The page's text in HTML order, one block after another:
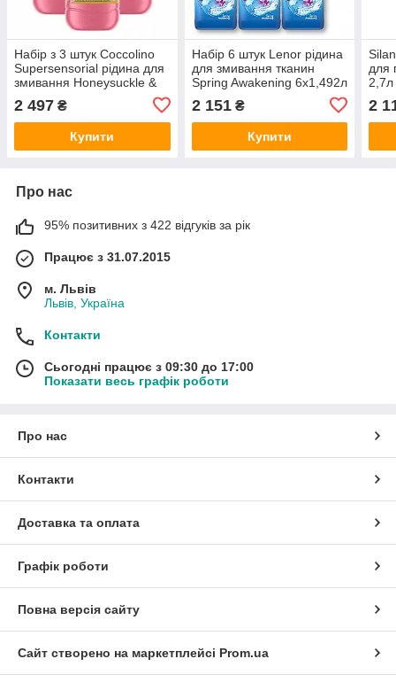
Набір з 3 штук Coccolino
Supersensorial рідина для
змивання Honeysuckle &
2 497 ₴
Купити
Набір 6 штук Lenor рідина
для змивання тканин
Spring Awakening 6x1,492л
2 151₴
Купити
для
2
Про нас
95% позитивних з 422 відгуків за рік
Працює з 31.07.2015
м. Львів
Львів, Україна
Контакти
Сьогодні працює з 09:30 до 17:00
Показати весь графік роботи
Про нас
Контакти
Доставка та оплата
Графік роботи
Повна версія сайту
Сайт створено на маркетплейсі Prom.ua